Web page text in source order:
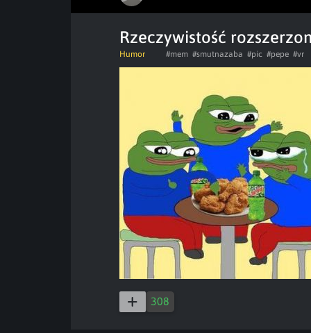
Rzeczywistość
Humor #mem #smutnazaba #pic #pepe #vr
308